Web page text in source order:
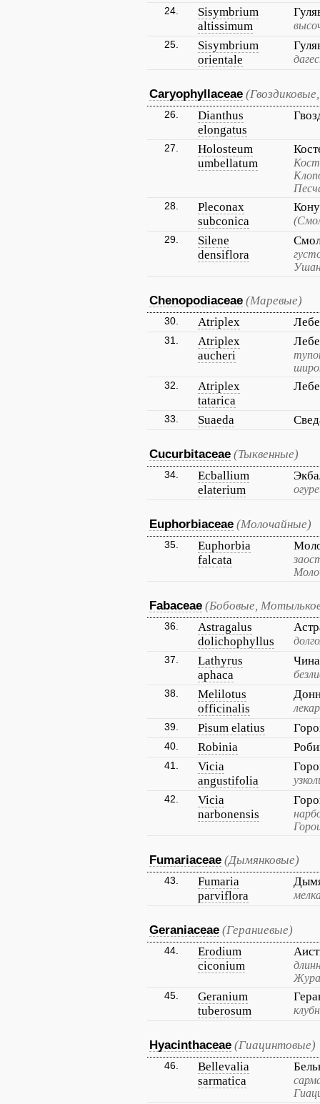
24.
Sisymbrium
altissimum
25.
Sisymbrium
orientale
Caryophyllaceae
26.
Dianthus
elongatus
27.
Holosteum
umbellatum
28.
Pleconax
subconica
29.
Silene
densiflora
Chenopodiaceae (Маревые)
30. Atriplex
31.
Atriplex
aucheri
32.
Atriplex
tatarica
33. Suaeda
Cucurbitaceae (Тыквенные)
34.
Ecballium
elaterium
Euphorbiaceae (Молочайные)
35.
Euphorbia
falcata
Fabaceae (Бобовые,
36.
Astragalus
dolichophyllus
37.
Lathyrus
aphaca
38.
Melilotus
officinalis
39. Pisum elatius
40. Robinia
41.
Vicia
angustifolia
42.
Vicia
narbonensis
Fumariaceae (Дымянковые)
43.
Fumaria
parviflora
Geraniaceae (Гераниевые)
44.
Erodium
ciconium
45.
Geranium
tuberosum
Hyacinthaceae (Гиацинтовые)
46.
Bellevalia
sarmatica